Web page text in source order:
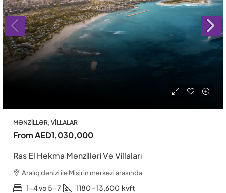
MƏNZILLƏR, VILLALAR
FromAED1,030,000
Ras El Hekma Mənzilləri Və Villaları
Aralıq dənizi ilə Misirin mərkəzi arasında
1-4 və 5-7 1180 - 13,600 kvft